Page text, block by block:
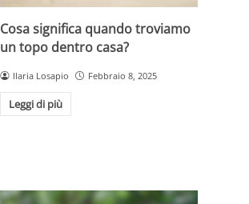
Cosa significa quando troviamo
un topo dentro casa?
Ilaria Losapio Febbraio 8, 2025
Leggi di più